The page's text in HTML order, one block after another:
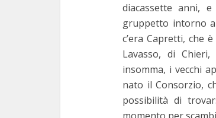
diacassette anni,
gruppetto intorno
c’era Capretti, che
Lavasso, di Chieri,
insomma, i vecchi
nato il Consorzio,
possibilità di